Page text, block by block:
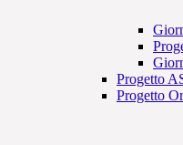
Progetto
Progetto